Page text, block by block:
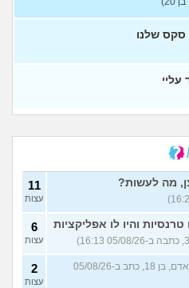
עצות
4
8
עצות
עצות
5
עצות
שלנו
מה לעשות? 11
עצות
והיו לו אפליקציות
6
עצות
(בן אדם, בן 18, כתב ב-05/08/26
2
עצות